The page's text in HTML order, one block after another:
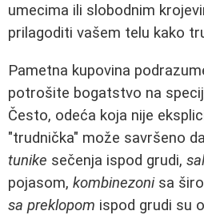
umecima ili slobodnim
prilagoditi vašem telu kako
Pametna kupovina
potrošite bogatstvo na
Često, odeća koja nije
"trudnička" može savršeno
tunike sečenja ispod grudi,
pojasom, kombinezonisa
sa preklopom ispod grudi su